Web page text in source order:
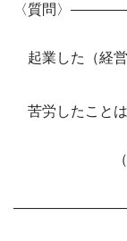
〈質問〉
起業した（経営
苦労したこと
（明治大学